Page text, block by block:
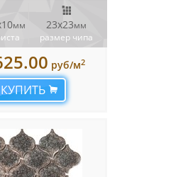
мм
23х23мм
размер чипа
руб/м2
КУПИТЬ